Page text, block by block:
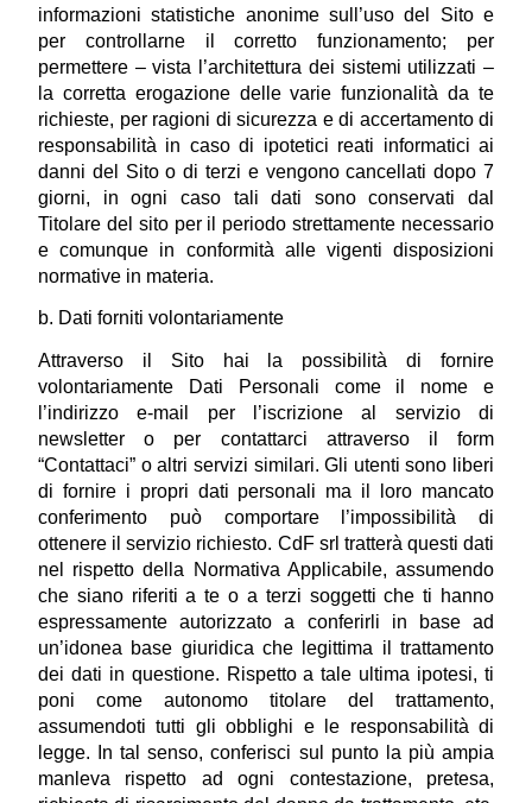
informazioni statistiche anonime sull’uso del Sito e
per controllarne il corretto funzionamento; per
permettere – vista l’architettura dei sistemi utilizzati –
la corretta erogazione delle varie funzionalità da te
richieste, per ragioni di sicurezza e di accertamento di
responsabilità in caso di ipotetici reati informatici ai
danni del Sito o di terzi e vengono cancellati dopo 7
giorni, in ogni caso tali dati sono conservati dal
Titolare del sito per il periodo strettamente necessario
e comunque in conformità alle vigenti disposizioni
normative in materia.
b. Dati forniti volontariamente
Attraverso il Sito hai la possibilità di fornire
volontariamente Dati Personali come il nome e
l’indirizzo e-mail per l’iscrizione al servizio di
newsletter o per contattarci attraverso il form
“Contattaci” o altri servizi similari. Gli utenti sono liberi
di fornire i propri dati personali ma il loro mancato
conferimento può comportare l’impossibilità di
ottenere il servizio richiesto. CdF srl tratterà questi dati
nel rispetto della Normativa Applicabile, assumendo
che siano riferiti a te o a terzi soggetti che ti hanno
espressamente autorizzato a conferirli in base ad
un’idonea base giuridica che legittima il trattamento
dei dati in questione. Rispetto a tale ultima ipotesi, ti
poni come autonomo titolare del trattamento,
assumendoti tutti gli obblighi e le responsabilità di
legge. In tal senso, conferisci sul punto la più ampia
manleva rispetto ad ogni contestazione, pretesa,